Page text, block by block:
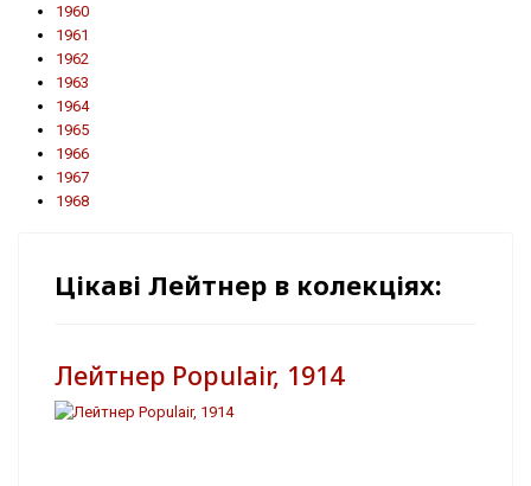
1960
1961
1962
1963
1964
1965
1966
1967
1968
Цікаві Лейтнер в колекціях:
Лейтнер Populair, 1914